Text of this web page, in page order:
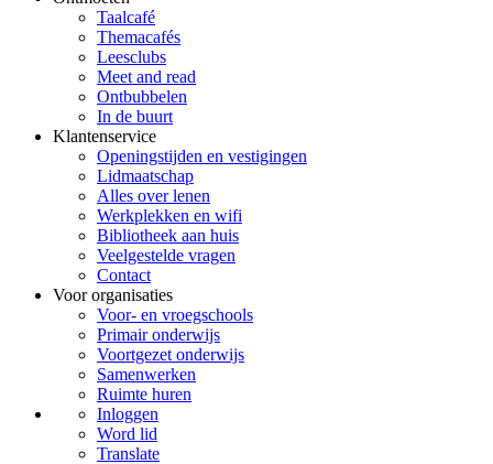
Taalcafé
Themacafés
Leesclubs
Meet and read
Ontbubbelen
In de buurt
Klantenservice
Openingstijden en vestigingen
Lidmaatschap
Alles over lenen
Werkplekken en wifi
Bibliotheek aan huis
Veelgestelde vragen
Contact
Voor organisaties
Voor- en vroegschools
Primair onderwijs
Voortgezet onderwijs
Samenwerken
Ruimte huren
Inloggen
Word lid
Translate